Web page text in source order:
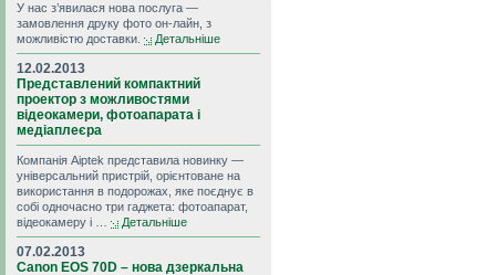
У нас з’явилася нова послуга —
замовлення друку фото он-лайн, з
можливістю доставки.
Детальніше
12.02.2013
Представлений компактний
проектор з можливостями
відеокамери, фотоапарата і
медіаплеєра
Компанія Aiptek представила новинку —
універсальний пристрій, орієнтоване на
використання в подорожах, яке поєднує в
собі одночасно три гаджета: фотоапарат,
відеокамеру і …
Детальніше
07.02.2013
Canon EOS 70D – нова дзеркальна